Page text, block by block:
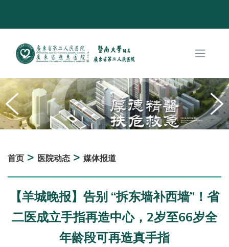
首页 > 医院动态 > 媒体报道
【羊城晚报】告别 “拆东墙补西墙”！省
二医成立手指再造中心，2岁至66岁全
年龄段可再造真手指